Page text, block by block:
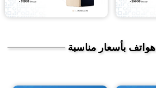
هواتف بأسعار مناسبة